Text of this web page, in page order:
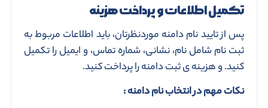
تکمیل اطلاعات و پرداخت هزینه
پس از تایید نام دامنه موردنظرتان، باید اطلاعات مربوط به
ثبت نام شامل نام، نشانی، شماره تماس، و ایمیل را تکمیل
کنید. و هزینه ی ثبت دامنه را پرداخت کنید.
نکات مهم در انتخاب نام دامنه :